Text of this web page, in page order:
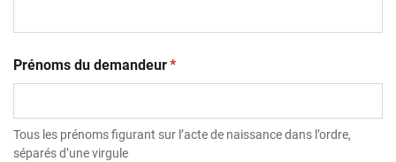
Prénoms du demandeur(obligatoire)
*
Tous les prénoms figurant sur l’acte de naissance dans l’ordre,
séparés d’une virgule